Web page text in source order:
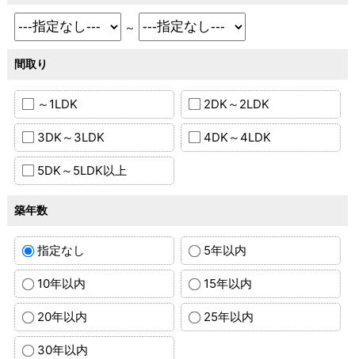
～
間取り
～1LDK 2DK～2LDK
3DK～3LDK 4DK～4LDK
5DK～5LDK以上
築年数
指定なし 5年以内
10年以内 15年以内
20年以内 25年以内
30年以内